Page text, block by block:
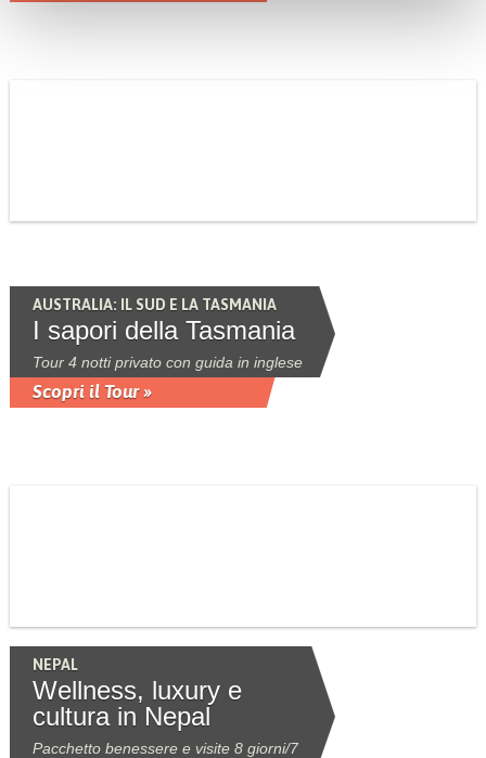
AUSTRALIA: IL SUD E LA TASMANIA
I sapori della Tasmania
Tour 4 notti privato con guida in inglese
Scopri il Tour »
NEPAL
Wellness, luxury e
cultura in Nepal
Pacchetto benessere e visite 8 giorni/7